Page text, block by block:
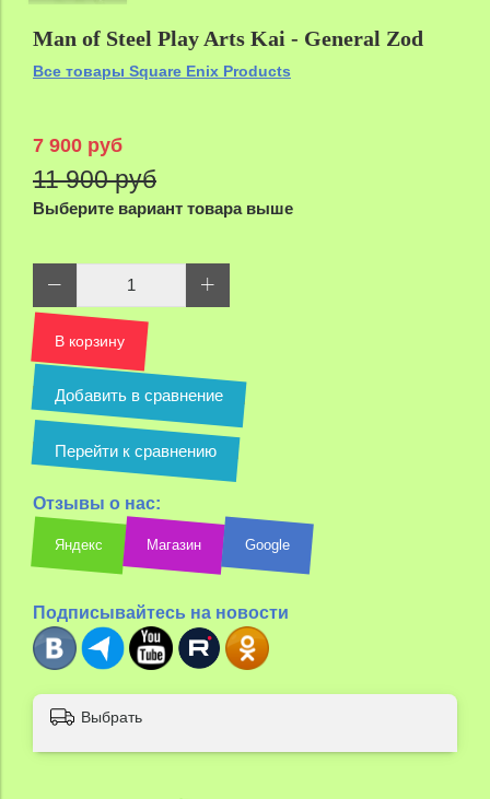
Man of Steel Play Arts Kai - General Zod
Все товары Square Enix Products
7 900 руб
11 900 руб
Выберите вариант товара выше
В корзину
Добавить в сравнение
Перейти к сравнению
Отзывы о нас:
Яндекс Магазин Google
Подписывайтесь на новости
Выбрать